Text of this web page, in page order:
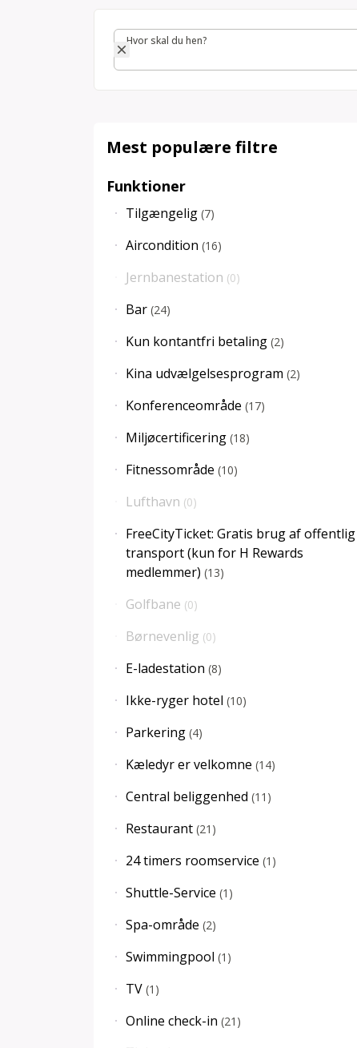
Hvor skal du hen?
Hvor skal du hen?
Mest populære filtre
Funktioner
Tilgængelig (7)
Aircondition (16)
Jernbanestation (0)
Bar (24)
Kun kontantfri betaling (2)
Kina udvælgelsesprogram (2)
Konferenceområde (17)
Miljøcertificering (18)
Fitnessområde (10)
Lufthavn (0)
FreeCityTicket: Gratis brug af offentlig
transport (kun for H Rewards
medlemmer) (13)
Golfbane (0)
Børnevenlig (0)
E-ladestation (8)
Ikke-ryger hotel (10)
Parkering (4)
Kæledyr er velkomne (14)
Central beliggenhed (11 )
Restaurant (21 )
24 timers roomservice (1 )
Shuttle-Service (1 )
Spa-område (2)
Swimmingpool (1 )
TV (1 )
Online check-in (21 )